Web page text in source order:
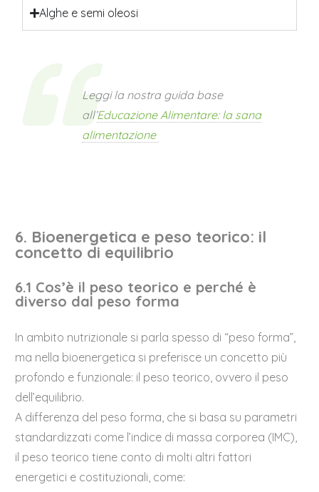
Alghe e semi oleosi
Leggi la nostra guida base
all’Educazione Alimentare: la sana
alimentazione
6. Bioenergetica e peso teorico: il
concetto di equilibrio
6.1 Cos’è il peso teorico e perché è
diverso dal peso forma
In ambito nutrizionale si parla spesso di “peso forma”,
ma nella bioenergetica si preferisce un concetto più
profondo e funzionale: il peso teorico, ovvero il peso
dell’equilibrio.
A differenza del peso forma, che si basa su parametri
standardizzati come l’indice di massa corporea (IMC),
il peso teorico tiene conto di molti altri fattori
energetici e costituzionali, come: